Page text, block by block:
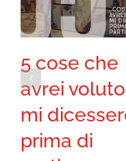
5 cose che
avrei voluto
mi
prima di